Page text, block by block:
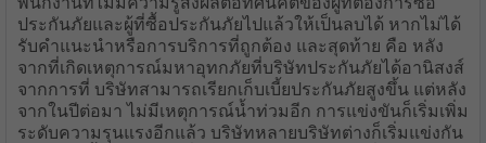
ประกันภัยและผู้ที่ซื้อประกันภัยไปแล้วให้เป็นลบได้ หากไม่ได้
รับคำแนะนำหรือการบริการที่ถูกต้อง และสุดท้าย คือ หลัง
จากที่เกิดเหตุการณ์มหาอุทกภัยที่บริษัทประกันภัยได้อานิสงส์
จากการที่ บริษัทสามารถเรียกเก็บเบี้ยประกันภัยสูงขึ้น แต่หลัง
จากในปีต่อมา ไม่มีเหตุการณ์น้ำท่วมอีก การแข่งขันก็เริ่มเพิ่ม
ระดับความรุนแรงอีกแล้ว บริษัทหลายบริษัทต่างก็เริ่มแข่งกัน